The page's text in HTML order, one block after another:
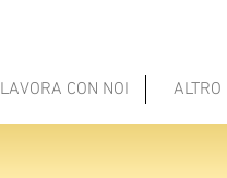
LAVORA CON NOI ALTRO